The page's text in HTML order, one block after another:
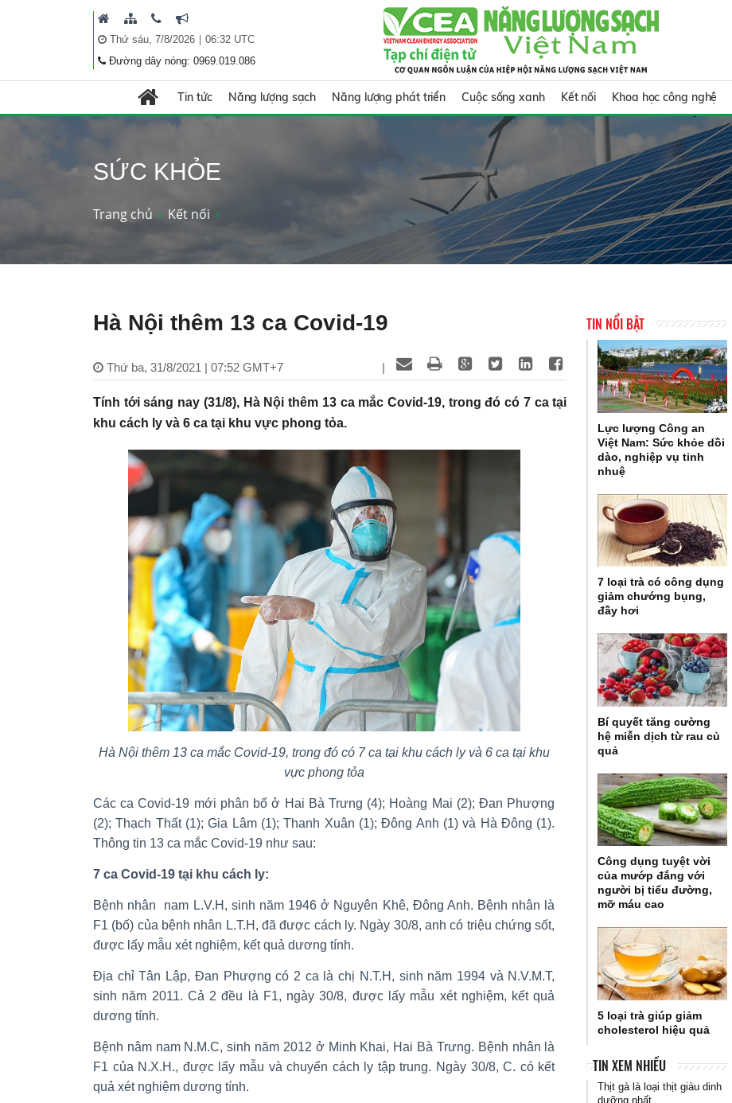
Thứ sáu, 7/8/2026| 06:32 UTC
Đường dây nóng: 0969.019.086
Tin tức Năng lượng sạch Năng lượng phát triển Cuộc sống xanh Kết nối Khoa học công nghệ
SỨC KHỎE
Trang chủ Kết nối
Hà Nội thêm 13 ca Covid-19
Thứ ba, 31/8/2021 | 07:52 GMT+7 |
Tính tới sáng nay (31/8), Hà Nội thêm 13 ca mắc Covid-19, trong đó có 7 ca tại
khu cách ly và 6 ca tại khu vực phong tỏa.
Hà Nội thêm 13 ca mắc Covid-19, trong đó có 7 ca tại khu cách ly và 6 ca tại khu
vực phong tỏa
Các ca Covid-19 mới phân bố ở Hai Bà Trưng (4); Hoàng Mai (2); Đan Phượng
(2); Thạch Thất (1); Gia Lâm (1); Thanh Xuân (1); Đông Anh (1) và Hà Đông (1).
Thông tin 13 ca mắc Covid-19 như sau:
7 ca Covid-19 tại khu cách ly:
Bệnh nhân nam L.V.H, sinh năm 1946 ở Nguyên Khê, Đông Anh. Bệnh nhân là
F1 (bố) của bệnh nhân L.T.H, đã được cách ly. Ngày 30/8, anh có triệu chứng sốt,
được lấy mẫu xét nghiệm, kết quả dương tính.
Địa chỉ Tân Lập, Đan Phượng có 2 ca là chị N.T.H, sinh năm 1994 và N.V.M.T,
sinh năm 2011. Cả 2 đều là F1, ngày 30/8, được lấy mẫu xét nghiệm, kết quả
dương tính.
Bệnh nâm nam N.M.C, sinh năm 2012 ở Minh Khai, Hai Bà Trưng. Bệnh nhân là
F1 của N.X.H., được lấy mẫu và chuyển cách ly tập trung. Ngày 30/8, C. có kết
quả xét nghiệm dương tính.
TIN NỔI BẬT
Lực lượng Công an
Việt Nam: Sức khỏe dồi
dào, nghiệp vụ tinh
nhuệ
7 loại trà có công dụng
giảm chướng bụng,
đầy hơi
Bí quyết tăng cường
hệ miễn dịch từ rau củ
quả
Công dụng tuyệt vời
của mướp đắng với
người bị tiểu đường,
mỡ máu cao
5 loại trà giúp giảm
cholesterol hiệu quả
TIN XEM NHIỀU
Thịt gà là loại thịt giàu dinh
dưỡng nhất